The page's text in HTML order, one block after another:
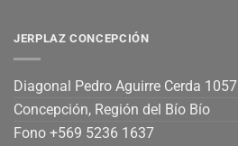
JERPLAZ CONCEPCIÓN
Diagonal Pedro Aguirre Cerda 1057
Concepción, Región del Bío Bío
Fono +569 5236 1637